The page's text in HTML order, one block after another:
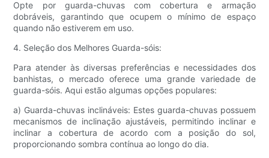
Opte por guarda-chuvas com cobertura e armação
dobráveis, garantindo que ocupem o mínimo de espaço
quando não estiverem em uso.
4. Seleção dos Melhores Guarda-sóis:
Para atender às diversas preferências e necessidades dos
banhistas, o mercado oferece uma grande variedade de
guarda-sóis. Aqui estão algumas opções populares:
a) Guarda-chuvas inclináveis: Estes guarda-chuvas possuem
mecanismos de inclinação ajustáveis, permitindo inclinar e
inclinar a cobertura de acordo com a posição do sol,
proporcionando sombra contínua ao longo do dia.